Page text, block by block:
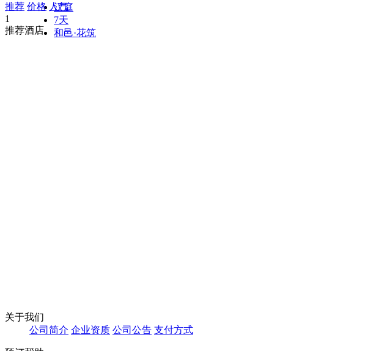
汉庭
7天
和邑·花筑
推荐 价格 人气
1
推荐酒店
关于我们
公司简介 企业资质 公司 公告 支付方式